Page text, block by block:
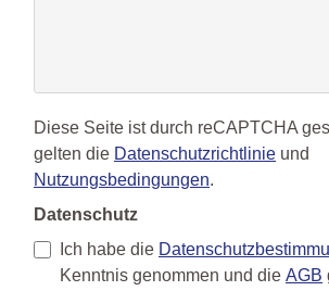
Diese Seite ist durch reCAPTCHA
gelten die Datenschutzrichtlinie und
Nutzungsbedingungen.
Datenschutz
Ich habe die
Kenntnis genommen und die AGB